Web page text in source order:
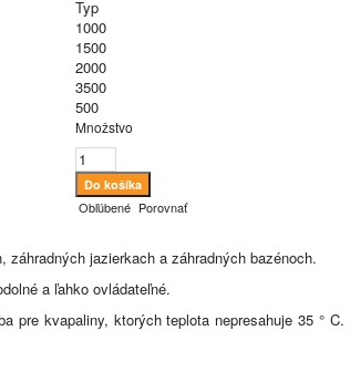
Typ
1000
1500
2000
3500
500
Množstvo
Obľúbené Porovnať
jazierkach a záhradných bazénoch.
a ľahko ovládateľné.
kvapaliny, ktorých teplota nepresahuje 35 °